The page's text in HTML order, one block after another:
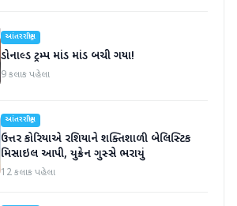
આંતરરાષ્ટ્રીય
ડોનાલ્ડ ટ્રમ્પ માંડ માંડ બચી ગયા!
9 કલાક પહેલા
આંતરરાષ્ટ્રીય
ઉત્તર કોરિયાએ રશિયાને શક્તિશાળી બેલિસ્ટિક
મિસાઇલ આપી, યુક્રેન ગુસ્સે ભરાયું
12 કલાક પહેલા